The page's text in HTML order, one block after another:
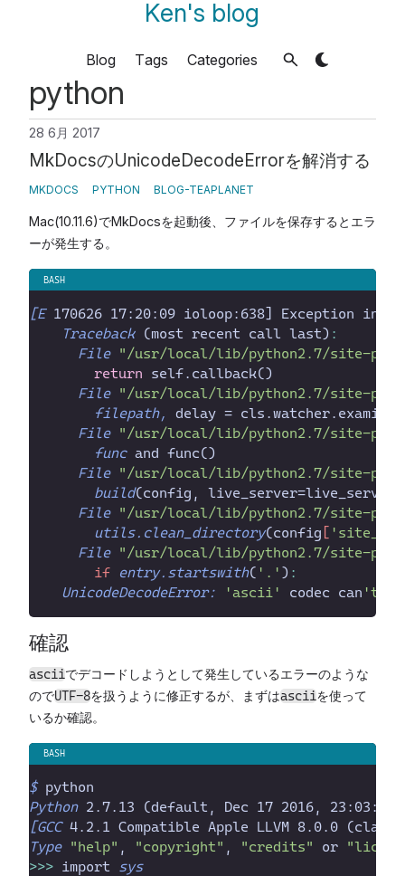
Ken's blog
Blog Tags Categories
python
28 6月 2017
MkDocsのUnicodeDecodeErrorを解消する
MKDOCS PYTHON BLOG-TEAPLANET
Mac(10.11.6)でMkDocsを起動後、ファイルを保存するとエラ
ーが発生する。
[E 170626 17:20:09 ioloop:638] Exception in
Traceback (most recent call last) :
File " /usr/local/lib/python2.7/site-
return self.callback(
File " /usr/local/lib/python2.7/site-
filepath,
delay = cls.watcher.examine(
File " /usr/local/lib/python2.7/site-
func and func(
File " /usr/local/lib/python2.7/site-
build(config,
File " /usr/local/lib/python2.7/site-
utils.clean_directory(config [ ' site_dir
File " /usr/local/lib/python2.7/site-
if entry.startswith( ' . ' ) :
UnicodeDecodeError:
'ascii ' codec can '
確認
asciiでデコードしようとして発生しているエラーのような
のでUTF-8を扱うように修正するが、まずはasciiを使って
いるか確認。
$ python
Python 2.7.13 (default, Dec 17 2016, 23:03:43
[GCC 4.2.1 Compatible Apple LLVM 8.0.0
Type "help" , "copyright" , "credits" or "
>>> import sys